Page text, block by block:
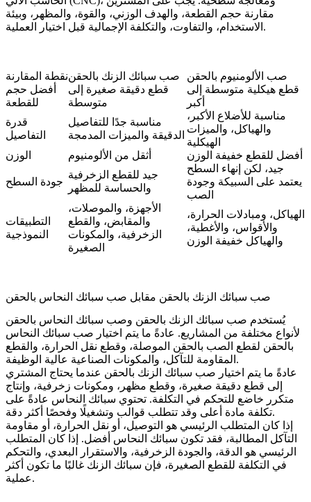
مقارنة حجم القطعة، والهدف الوزني، والقوة، والمظهر، وبيئة
الاستخدام، والتفاوت، والتكلفة الإجمالية قبل اختيار العملية.
نقطة المقارنةصب سبائك الزنك بالحقن
صب الألومنيوم بالحقن
أفضل حجم
للقطعة
قطع دقيقة صغيرة إلى
متوسطة
قطع هيكلية متوسطة إلى
أكبر
قدرة
التفاصيل
مناسبة جدًا للتفاصيل
الدقيقة والميزات المدمجة
مناسبة للأضلاع الأكبر،
والهياكل، والميزات
الهيكلية
الوزن
أثقل من الألومنيوم أفضل للقطع خفيفة الوزن
جودة السطح
جيد للقطع الزخرفية
والحساسة للمظهر
جيد، لكن إنهاء السطح
يعتمد على السبيكة وجودة
الصب
التطبيقات
النموذجية
الأجهزة، والموصلات،
والمقابض، والقطع
الزخرفية، والمكونات
الصغيرة
الهياكل، ومبادلات الحرارة،
والأقواس، والأغطية،
والهياكل خفيفة الوزن
صب سبائك الزنك بالحقن مقابل صب سبائك النحاس بالحقن
يُستخدم صب سبائك الزنك بالحقن وصب سبائك النحاس بالحقن
لأنواع مختلفة من المشاريع. عادةً ما يتم اختيار صب سبائك النحاس
بالحقن لقطع الصب بالحقن الموصلة، وقطع نقل الحرارة، والقطع
المقاومة للتآكل، والمكونات الصناعية عالية الوظيفة.
عادةً ما يتم اختيار صب سبائك الزنك بالحقن عندما يحتاج المشتري
إلى قطع دقيقة صغيرة، وقطع مظهر، ومكونات زخرفية، وإنتاج
متكرر خاضع للتحكم في التكلفة. تحتوي سبائك النحاس عادةً على
تكلفة مادة أعلى وقد تتطلب قوالب وتشغيلًا وفحصًا أكثر دقة.
إذا كان المتطلب الرئيسي هو التوصيل، أو نقل الحرارة، أو مقاومة
التآكل المطالبة، فقد تكون سبائك النحاس أفضل. إذا كان المتطلب
الرئيسي هو الدقة، والجودة الزخرفية، والاستقرار البعدي، والتحكم
في التكلفة للقطع الصغيرة، فإن سبائك الزنك غالبًا ما تكون أكثر
عملية.